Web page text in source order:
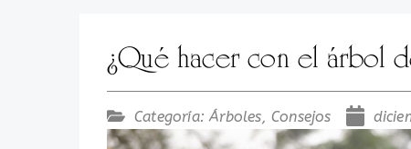
¿Qué hacer con el árbol
Categoría:Árboles,Consejos